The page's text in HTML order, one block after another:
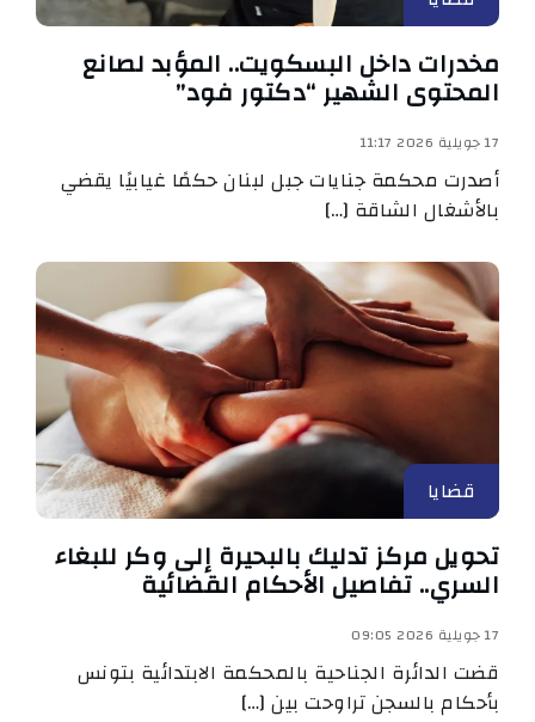
مخدرات داخل البسكويت.. المؤبد لصانع
المحتوى الشهير “دكتور فود”
17 جويلية 2026 11:17
أصدرت محكمة جنايات جبل لبنان حكمًا غيابيًا يقضي
بالأشغال الشاقة […]
قضايا
تحويل مركز تدليك بالبحيرة إلى وكر للبغاء
السري.. تفاصيل الأحكام القضائية
17 جويلية 2026 09:05
قضت الدائرة الجناحية بالمحكمة الابتدائية بتونس
بأحكام بالسجن تراوحت بين […]